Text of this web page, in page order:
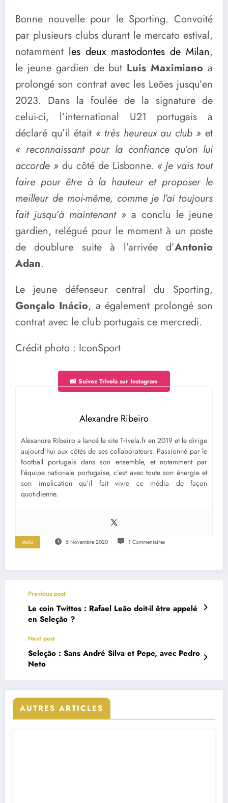
Bonne nouvelle pour le Sporting. Convoité
par plusieurs clubs durant le mercato estival,
notamment les deux mastodontes de Milan,
le jeune gardien de but Luis Maximiano a
prolongé son contrat avec les Leões jusqu’en
2023. Dans la foulée de la signature de
celui-ci, l’international U21 portugais a
déclaré qu’il était « très heureux au club » et
« reconnaissant pour la confiance qu’on lui
accorde »du côté de Lisbonne. « Je vais tout
faire pour être à la hauteur et proposer le
meilleur de moi-même, comme je l’ai toujours
fait jusqu’à maintenant » a conclu le jeune
gardien, relégué pour le moment à un poste
de doublure suite à l’arrivée d’Antonio
Adan.
Le jeune défenseur central du Sporting,
Gonçalo Inácio, a également prolongé son
contrat avec le club portugais ce mercredi.
Crédit photo : IconSport
📸 Suivez Trivela sur Instagram
Alexandre Ribeiro
Alexandre Ribeiro a lancé le site Trivela.fr en 2019 et le dirige
aujourd’hui aux côtés de ses collaborateurs. Passionné par le
football portugais dans son ensemble, et notamment par
l’équipe nationale portugaise, c’est avec toute son énergie et
son implication qu’il fait vivre ce média de façon
quotidienne.
Actu 5 Novembre 2020 1 Commentaires
Previous post
Le coin Twittos : Rafael Leão doit-il être appelé
en Seleção ?
Next post
Seleção : Sans André Silva et Pepe, avec Pedro
Neto
AUTRES ARTICLES